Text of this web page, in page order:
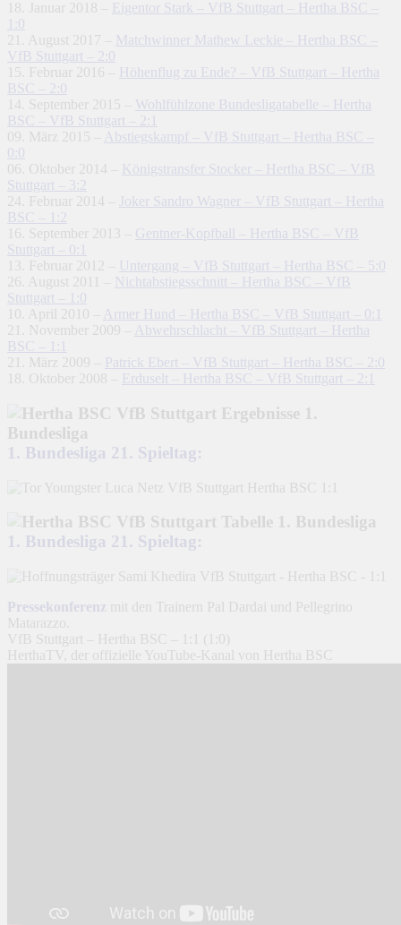
18. Januar 2018 –
Eigentor Stark – VfB Stuttgart – Hertha BSC –
1:0
21. August 2017 –
Matchwinner Mathew Leckie – Hertha BSC –
VfB Stuttgart – 2:0
15. Februar 2016 –
Höhenflug zu Ende? – VfB Stuttgart – Hertha
BSC – 2:0
14. September 2015 – Wohlfühlzone Bundesligatabelle – Hertha
BSC – VfB Stuttgart – 2:1
09. März 2015 –
Abstiegskampf – VfB Stuttgart – Hertha BSC –
0:0
06. Oktober 2014 –
Königstransfer Stocker – Hertha BSC – VfB
Stuttgart – 3:2
24. Februar 2014 –
Joker Sandro Wagner – VfB Stuttgart – Hertha
BSC – 1:2
16. September 2013 – Gentner-Kopfball – Hertha BSC – VfB
Stuttgart – 0:1
13. Februar 2012 –
Untergang – VfB Stuttgart – Hertha BSC – 5:0
26. August 2011 –
Nichtabstiegsschnitt – Hertha BSC – VfB
Stuttgart – 1:0
10. April 2010 –
Armer Hund – Hertha BSC – VfB Stuttgart – 0:1
21. November 2009 –
Abwehrschlacht – VfB Stuttgart – Hertha
BSC – 1:1
21. März 2009 –
Patrick Ebert – VfB Stuttgart – Hertha BSC – 2:0
18. Oktober 2008 –
Erduselt – Hertha BSC – VfB Stuttgart – 2:1
1. Bundesliga 21. Spieltag:
1. Bundesliga 21. Spieltag:
Pressekonferenz mit den Trainern Pal Dardai und Pellegrino
Matarazzo.
VfB Stuttgart – Hertha BSC – 1:1 (1:0)
HerthaTV, der offizielle YouTube-Kanal von Hertha BSC